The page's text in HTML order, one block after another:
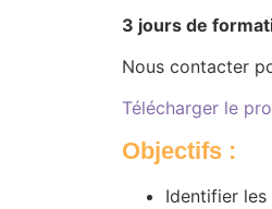
3 jours de
Nous contacter
Télécharger le
Objectifs :
Identifier